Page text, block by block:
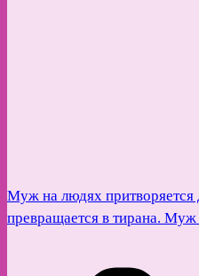
Муж на людях
превращается в тирана. Муж